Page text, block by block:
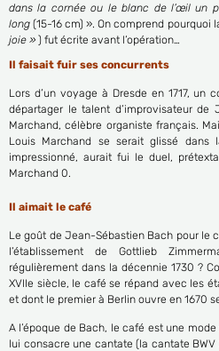
dans la cornée ou le blanc de l’œil un
long (15-16 cm) ». On comprend pourquoi
joie » ) fut écrite avant l’opération…
Il faisait fuir ses concurrents
Lors d’un voyage à Dresde en 1717, un
départager le talent d’improvisateur de
Marchand, célèbre organiste français.
Louis Marchand se serait glissé
impressionné, aurait fui le duel,
Marchand 0.
Il aimait le café
Le goût de Jean-Sébastien Bach pour le
l’établissement de Gottlieb
régulièrement dans la décennie 1730 ?
XVIIe siècle, le café se répand avec les
et dont le premier à Berlin ouvre en 1670
A l’époque de Bach, le café est une
lui consacre une cantate (la cantate